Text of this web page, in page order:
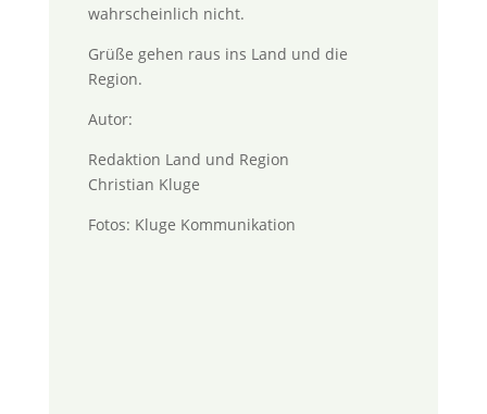
wahrscheinlich nicht.
Grüße gehen raus ins Land und die
Region.
Autor:
Redaktion Land und Region
Christian Kluge
Fotos: Kluge Kommunikation